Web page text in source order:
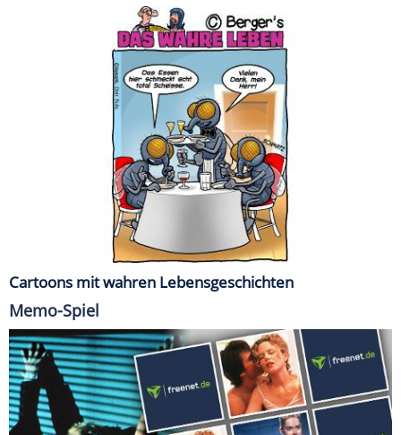
Cartoons mit wahren Lebensgeschichten
Memo-Spiel